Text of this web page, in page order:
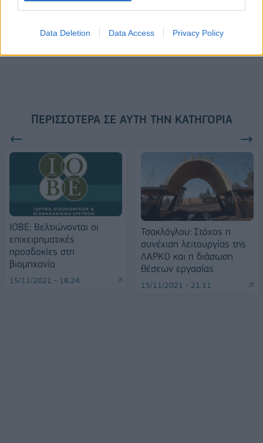
Data Deletion Data Access Privacy Policy
ESG Report 2025: Πώς η ΑΒ Βασιλόπουλος μετατρέπει τη
ΠΕΡΙΣΣΌΤΕΡΑ ΣΕ ΑΥΤΉ ΤΗΝ ΚΑΤΗΓΟΡΊΑ
ΙΟΒΕ: Βελτιώνονται οι
επιχειρηματικές
προσδοκίες στη
βιομηχανία
15/11/2021 - 18:24
Τσακλόγλου: Στόχος η
συνέχιση λειτουργίας της
ΛΑΡΚΟ και η διάσωση
θέσεων εργασίας
15/11/2021 - 21:11